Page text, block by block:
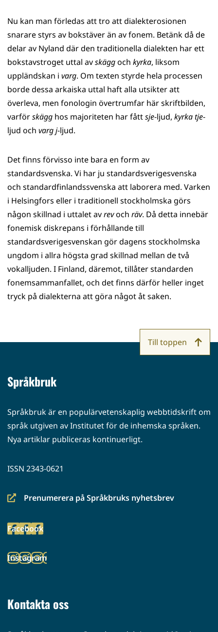
Nu kan man förledas att tro att dialekterosionen
snarare styrs av bokstäver än av fonem. Betänk då de
delar av Nyland där den traditionella dialekten har ett
bokstavstroget uttal avskäggoch kyrka, liksom
uppländskan i varg. Om texten styrde hela processen
borde dessa arkaiska uttal haft alla utsikter att
överleva, men fonologin övertrumfar här skriftbilden,
varförskägg hos majoriteten har fåttsje-ljud, kyrkatje-
ljud och vargj-ljud.
Det finns förvisso inte bara en form av
standardsvenska. Vi har ju standardsverigesvenska
och standardfinlandssvenska att laborera med. Varken
i Helsingfors eller i traditionell stockholmska görs
någon skillnad i uttalet avrevoch räv. Då detta innebär
fonemisk diskrepans i förhållande till
standardsverigesvenskan gör dagens stockholmska
ungdom i allra högsta grad skillnad mellan de två
vokalljuden. I Finland, däremot, tillåter standarden
fonemsammanfallet, och det finns därför heller inget
tryck på dialekterna att göra något åt saken.
Språkbruk
Språkbruk är en populärvetenskaplig webbtidskrift om
språk utgiven av Institutet för de inhemska språken.
Nya artiklar publiceras kontinuerligt.
ISSN 2343-0621
Prenumerera på Språkbruks nyhetsbrev
(siirryt
palveluun)
Facebook
(siirryt
palveluun)
Instagram
(siirryt
Kontakta oss
Till toppen